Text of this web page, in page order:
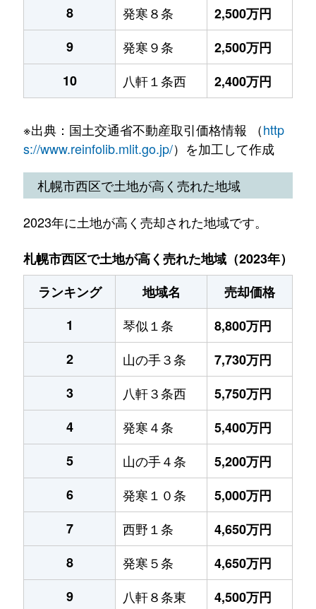
8
発寒８条
2,500万円
9
発寒９条
2,500万円
10
八軒１条西 2,400万円
※出典：国土交通省不動産取引価格情報 （http
s://www.reinfolib.mlit.go.jp/）を加工して作成
札幌市西区で土地が高く売れた地域
2023年に土地が高く売却された地域です。
札幌市西区で土地が高く売れた地域（2023年）
ランキング
地域名
売却価格
1
琴似１条
8,800万円
2
山の手３条
7,730万円
3
八軒３条西
5,750万円
4
発寒４条
5,400万円
5
山の手４条
5,200万円
6
発寒１０条
5,000万円
7
西野１条
4,650万円
8
発寒５条
4,650万円
9
八軒８条東
4,500万円